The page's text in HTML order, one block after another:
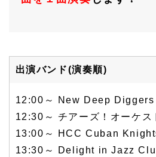
出演バンド(演奏順)
12:00～ New Deep Diggers
12:30～ チアーズ！オーケス
13:00～ HCC Cuban
13:30～ Delight in Jazz